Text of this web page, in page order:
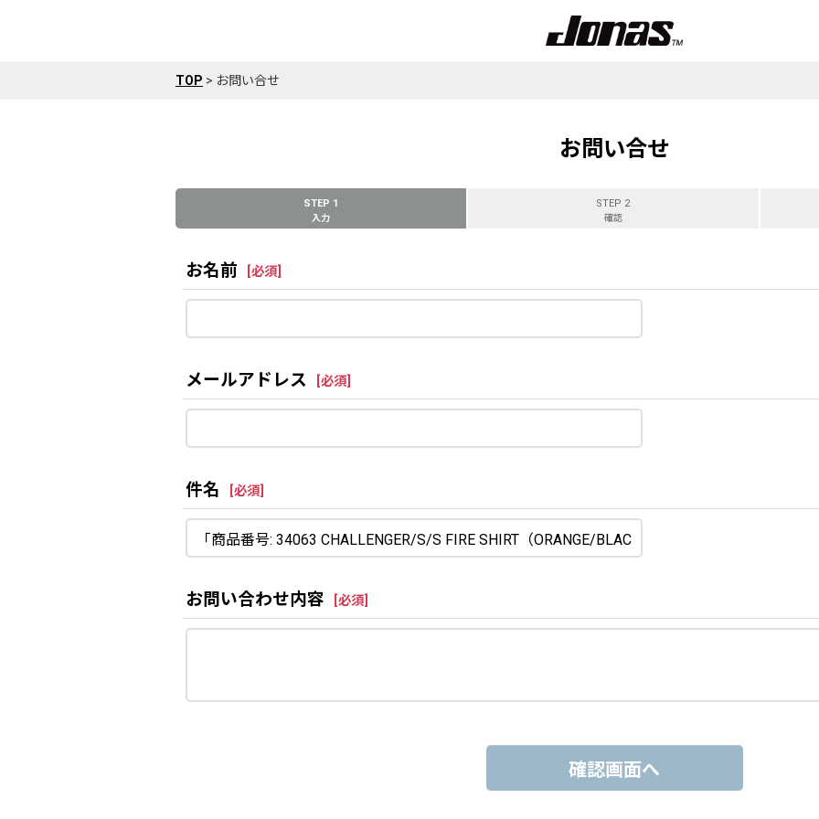
TOP > お問い合せ
お問い合せ
STEP 1
入力
STEP 2
確認
お名前 必須
メールアドレス 必須
件名 必須
お問い合わせ内容 必須
確認画面へ